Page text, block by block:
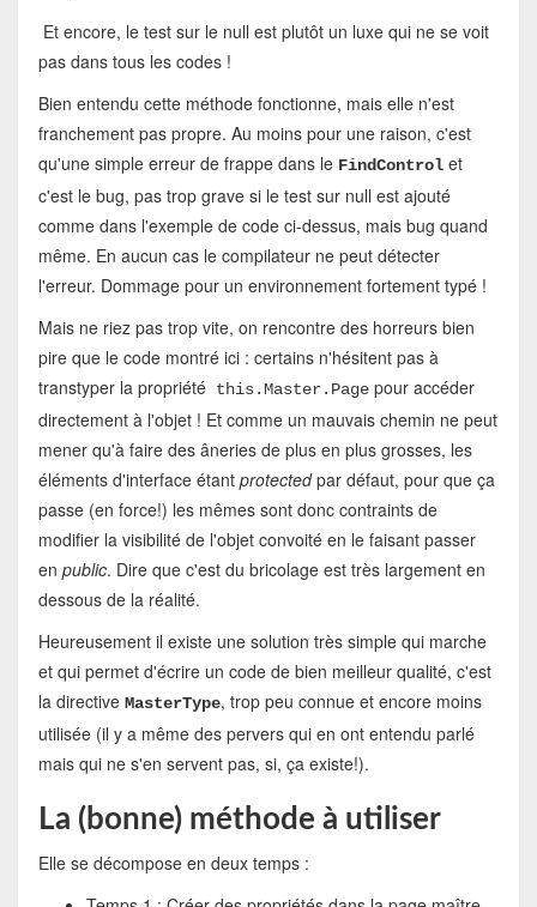
Et encore, le test sur le null est plutôt un luxe qui ne se voit
pas dans tous les codes !
Bien entendu cette méthode fonctionne, mais elle n'est
franchement pas propre. Au moins pour une raison, c'est
qu'une simple erreur de frappe dans le FindControlet
c'est le bug, pas trop grave si le test sur null est ajouté
comme dans l'exemple de code ci-dessus, mais bug quand
même. En aucun cas le compilateur ne peut détecter
l'erreur. Dommage pour un environnement fortement typé !
Mais ne riez pas trop vite, on rencontre des horreurs bien
pire que le code montré ici : certains n'hésitent pas à
transtyper la propriététhis.Master.Pagepour accéder
directement à l'objet ! Et comme un mauvais chemin ne peut
mener qu'à faire des âneries de plus en plus grosses, les
éléments d'interface étant protectedpar défaut, pour que ça
passe (en force!) les mêmes sont donc contraints de
modifier la visibilité de l'objet convoité en le faisant passer
en public. Dire que c'est du bricolage est très largement en
dessous de la réalité.
Heureusement il existe une solution très simple qui marche
et qui permet d'écrire un code de bien meilleur qualité, c'est
la directive MasterType, trop peu connue et encore moins
utilisée (il y a même des pervers qui en ont entendu parlé
mais qui ne s'en servent pas, si, ça existe!).
La (bonne) méthode à utiliser
Elle se décompose en deux temps :